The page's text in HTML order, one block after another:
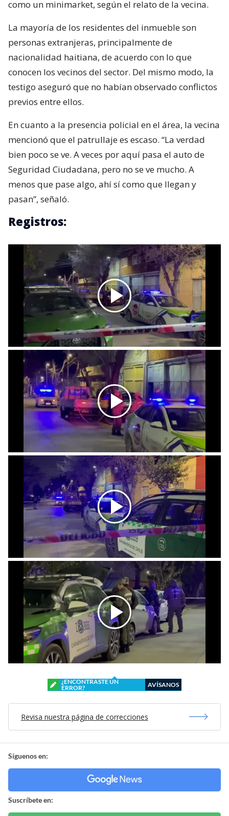
como un minimarket, según el relato de la vecina.
La mayoría de los residentes del inmueble son
personas extranjeras, principalmente de
nacionalidad haitiana, de acuerdo con lo que
conocen los vecinos del sector. Del mismo modo, la
testigo aseguró que no habían observado conflictos
previos entre ellos.
En cuanto a la presencia policial en el área, la vecina
mencionó que el patrullaje es escaso. “La verdad
bien poco se ve. A veces por aquí pasa el auto de
Seguridad Ciudadana, pero no se ve mucho. A
menos que pase algo, ahí sí como que llegan y
pasan”, señaló.
Registros:
¿ENCONTRASTE UN
ERROR?
AVÍSANOS
Revisa nuestra página de correcciones
Síguenos en:
Suscríbete en: